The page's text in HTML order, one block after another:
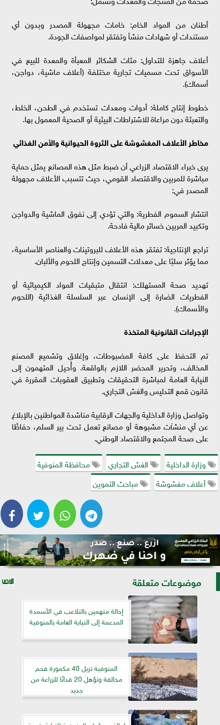
أطنان من المواد الخام: خامات مجهولة المصدر وبدون أي
مستندات أو شهادات منشأ وتفتقر لمواصفات الجودة.
أعلاف جاهزة للتداول: مئات الشكائر المعبأة والمعدة للبيع في
الأسواق تحت مسميات تجارية مختلفة (أعلاف ماشية، دواجن،
أسماك).
خطوط إنتاج كاملة: أدوات ومعدات تستخدم في الطحن، الخلط،
والتعبئة دون مراعاة للاشتراطات البيئية أو الصحية المعمول بها.
مخاطر الأعلاف المغشوشة على الثروة الحيوانية والأمن الغذائي
يرى خبراء الاقتصاد الزراعي أن ضبط مثل هذه المصانع يمثل حماية
مباشرة للمربين والاقتصاد القومي، حيث تتسبب الأعلاف مجهولة
المصدر في:
انتشار السموم الفطرية: والتي تؤدي إلى نفوق الماشية والدواجن
وتكبيد المربين خسائر مالية فادحة.
تراجع الإنتاجية: تفتقر هذه الأعلاف للبروتينات والعناصر الأساسية،
مما يؤثر سلبًا على معدلات التسمين وإنتاج اللحوم والألبان.
تهديد صحة المستهلك: انتقال متبقيات المواد الكيميائية أو
الفطريات الضارة إلى الإنسان عبر السلسلة الغذائية (اللحوم
والأسماك).
الإجراءات القانونية المتخذة
تم التحفظ على كافة المضبوطات، وإغلاق وتشميع المصنع
المخالف، وتحرير المحضر اللازم بالواقعة. وأُحيل المتهمون إلى
النيابة العامة لمباشرة التحقيقات وتطبيق العقوبات المقررة في
قانون قمع التدليس والغش التجاري.
وتواصل وزارة الداخلية والجهات الرقابية مناشدة المواطنين بالإبلاغ
عن أي منشآت مشبوهة أو مصانع تعمل تحت بير السلم، حفاظًا
على صحة المجتمع والاقتصاد الوطني.
وزارة الداخلية
الغش التجاري
محافظة المنوفية
أعلاف مغشوشة
مباحث التموين
موضوعات متعلقة
إحالة متهمين بالتلاعب في الأسمدة
المدعمة إلى النيابة العامة بالمنوفية
المنوفية تزيل 40 مكمورة فحم
مخالفة وتؤهل 20 فدانًا للزراعة من
جديد